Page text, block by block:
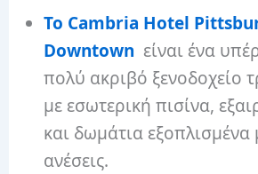
Το Cambria Hotel
Downtown είναι ένα
πολύ ακριβό ξενοδοχείο
με εσωτερική πισίνα,
και δωμάτια εξοπλισμένα
ανέσεις.